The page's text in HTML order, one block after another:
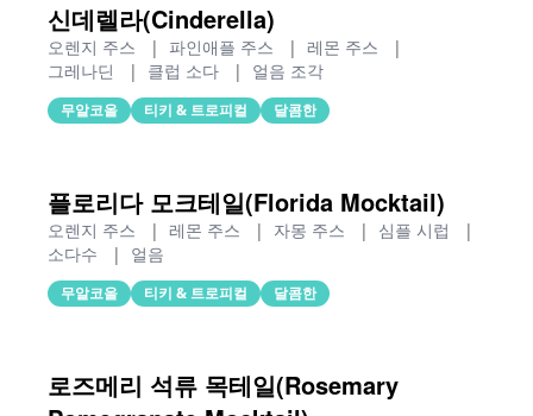
신데렐라(Cinderella)
오렌지 주스 | 파인애플 주스 | 레몬 주스
|
그레나딘
| 클럽 소다 | 얼음 조각
무알코올 티키 & 트로피컬 달콤한
플로리다 모크테일(Florida Mocktail)
오렌지 주스 | 레몬 주스 | 자몽 주스 | 심플 시럽
|
소다수
| 얼음
무알코올 티키 & 트로피컬 달콤한
로즈메리 석류 목테일(Rosemary